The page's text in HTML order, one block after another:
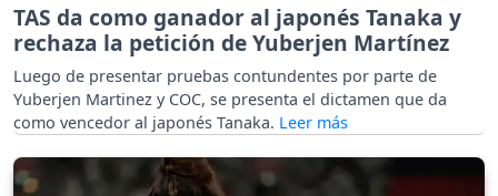
TAS da como ganador al japonés Tanaka y
rechaza la petición de Yuberjen Martínez
Luego de presentar pruebas contundentes por parte de
Yuberjen Martinez y COC, se presenta el dictamen que da
como vencedor al japonés Tanaka.